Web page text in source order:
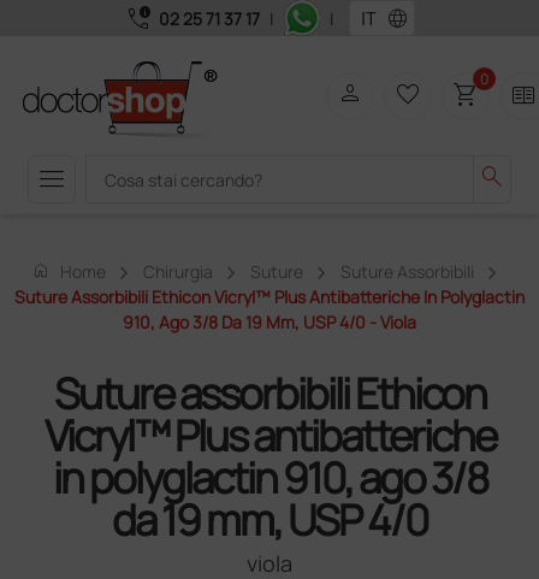
call_quality 02 25 71 37 17 | | language
menu search
person favorite_border shopping_cart0 two_pager
home Home Chirurgia Suture
Suture Assorbibili
Suture Assorbibili Ethicon Vicryl™ Plus Antibatteriche In Polyglactin
910, Ago 3/8 Da 19 Mm, USP 4/0 - Viola
Suture assorbibili Ethicon
Vicryl™ Plus antibatteriche
in polyglactin 910, ago 3/8
da 19 mm, USP 4/0
viola